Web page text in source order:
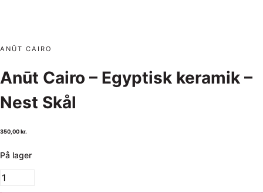
ANŪT CAIRO
Anūt Cairo – Egyptisk keramik –
Nest Skål
350,00kr.
På lager